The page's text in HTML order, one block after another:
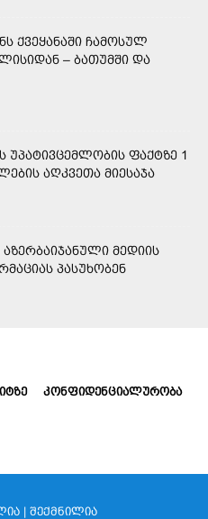
ᲥᲕᲔᲧᲐᲜᲐᲨᲘ ᲩᲐᲛᲝᲡᲣᲚ
– ᲑᲐᲗᲣᲛᲨᲘ ᲓᲐ
ᲣᲞᲐᲢᲘᲕᲪᲔᲛᲚᲝᲑᲘᲡ ᲤᲐᲥᲢᲖᲔ 1
ᲐᲦᲙᲕᲔᲗᲐ ᲛᲘᲔᲡᲐᲯᲐ
ᲛᲔᲓᲘᲘᲡ
ᲞᲐᲡᲣᲮᲝᲑᲔᲜ
ᲙᲝᲜᲤᲘᲓᲔᲜᲪᲘᲐᲚᲣᲠᲝᲑᲐ
| ᲨᲔᲥᲛᲜᲘᲚᲘᲐ